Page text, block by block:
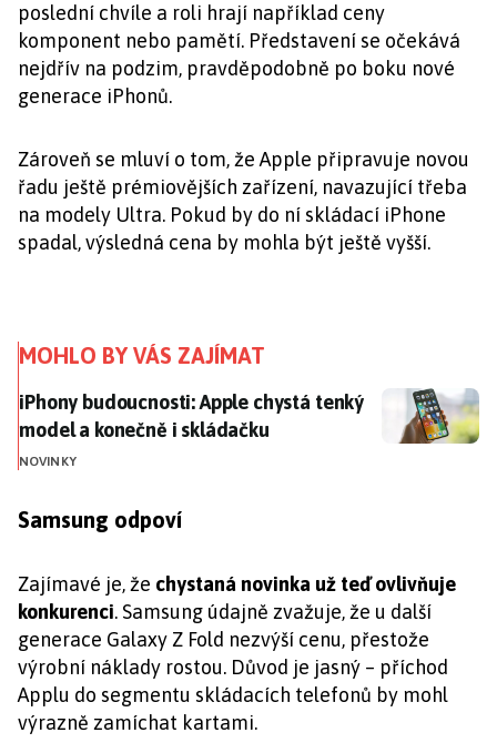
poslední chvíle a roli hrají například ceny
komponent nebo pamětí. Představení se očekává
nejdřív na podzim, pravděpodobně po boku nové
generace iPhonů.
Zároveň se mluví o tom, že Apple připravuje novou
řadu ještě prémiovějších zařízení, navazující třeba
na modely Ultra. Pokud by do ní skládací iPhone
spadal, výsledná cena by mohla být ještě vyšší.
MOHLO BY VÁS ZAJÍMAT
iPhony budoucnosti: Apple chystá tenký model a
iPhony budoucnosti: Apple chystá tenký
model a konečně i skládačku
NOVINKY
Samsung odpoví
Zajímavé je, že chystaná novinka už teď ovlivňuje
konkurenci. Samsung údajně zvažuje, že u další
generace Galaxy Z Fold nezvýší cenu, přestože
výrobní náklady rostou. Důvod je jasný – příchod
Applu do segmentu skládacích telefonů by mohl
výrazně zamíchat kartami.